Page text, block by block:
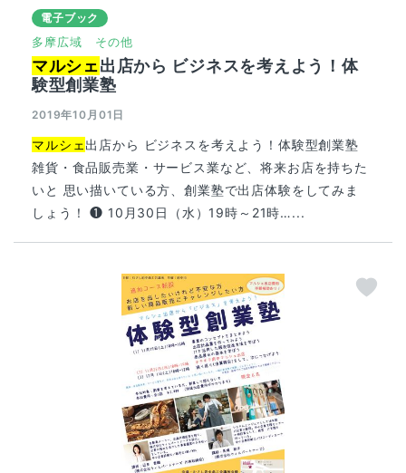
電子ブック
多摩広域 その他
マルシェ出店から ビジネスを考えよう！体
験型創業塾
2019年10月01日
マルシェ 出店から ビジネスを考えよう！体験型創業塾
雑貨・食品販売業・サービス業など、将来お店を持ちた
いと 思い描いている方、創業塾で出店体験をしてみま
しょう！ ❶ 10月30日（水）19時～21時…...